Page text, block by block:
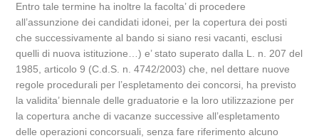
Entro tale termine ha inoltre la facolta’ di procedere
all’assunzione dei candidati idonei, per la copertura dei posti
che successivamente al bando si siano resi vacanti, esclusi
quelli di nuova istituzione…) e’ stato superato dalla L. n. 207 del
1985, articolo 9 (C.d.S. n. 4742/2003) che, nel dettare nuove
regole procedurali per l’espletamento dei concorsi, ha previsto
la validita’ biennale delle graduatorie e la loro utilizzazione per
la copertura anche di vacanze successive all’espletamento
delle operazioni concorsuali, senza fare riferimento alcuno